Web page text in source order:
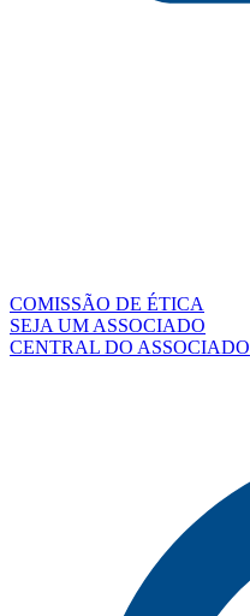
COMISSÃO DE ÉTICA
SEJA UM ASSOCIADO
CENTRAL DO ASSOCIADO